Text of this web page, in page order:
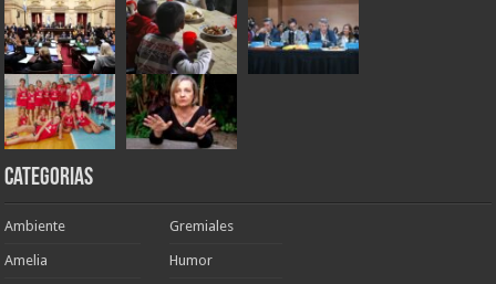
Categorias
Ambiente
Amelia
Gremiales
Humor